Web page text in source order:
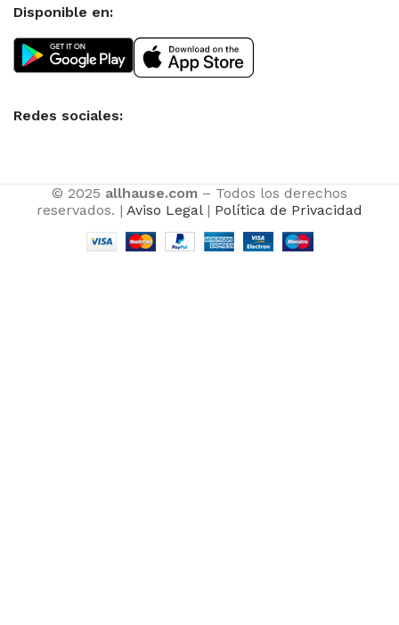
Disponible en:
Redes sociales:
© 2025 allhause.com – Todos los derechos
reservados. | Aviso Legal| Política de Privacidad